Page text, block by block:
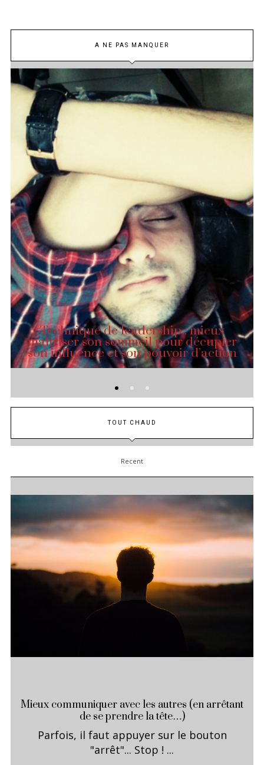
A NE PAS MANQUER
Technique de leadership : mieux
maîtriser son sommeil pour décupler
son influence et son pouvoir d’action
TOUT CHAUD
Recent
Mieux communiquer avec les autres (en arrêtant
de se prendre la tête…)
Parfois, il faut appuyer sur le bouton
"arrêt"... Stop ! ...